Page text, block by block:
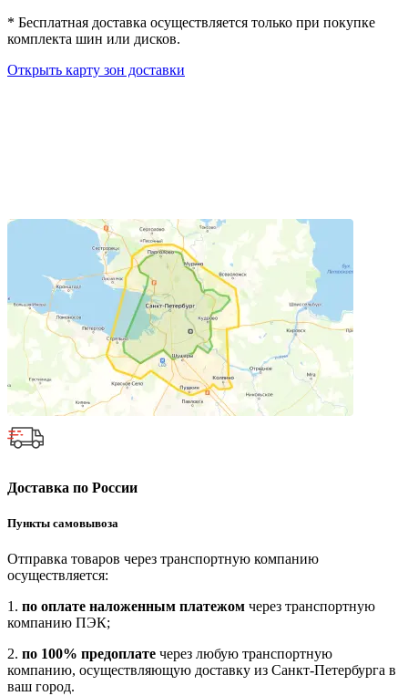
* Бесплатная доставка осуществляется только при покупке
комплекта шин или дисков.
Открыть карту зон доставки
Доставка по России
Пункты самовывоза
Отправка товаров через транспортную компанию
осуществляется:
1. по оплате наложенным платежом через транспортную
компанию ПЭК;
2. по 100% предоплате через любую транспортную
компанию, осуществляющую доставку из Санкт-Петербурга в
ваш город.